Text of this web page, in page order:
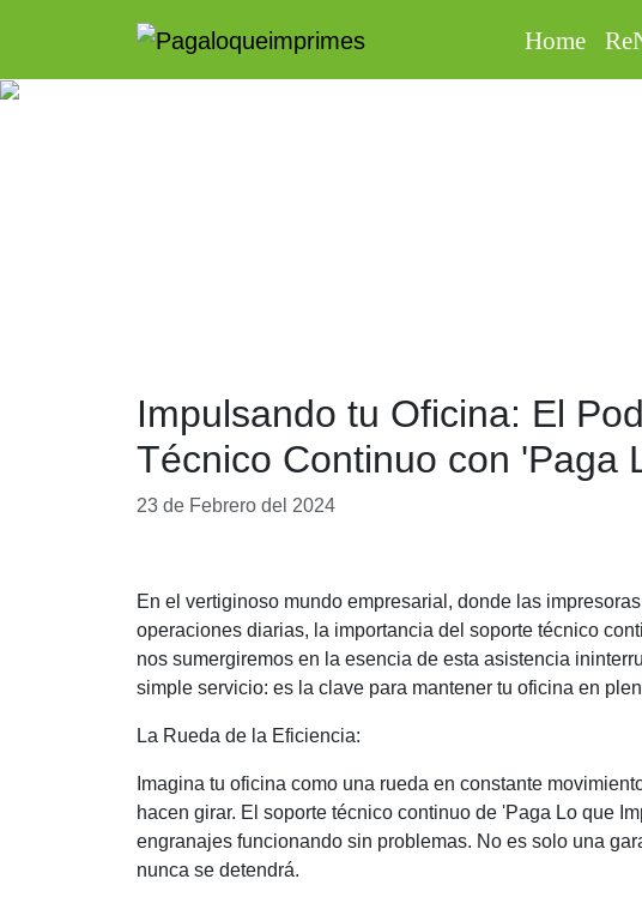
Home
Impulsando tu Oficina: El
Técnico Continuo con 'Paga
23 de Febrero del 2024
En el vertiginoso mundo empresarial, donde las
operaciones diarias, la importancia del soporte técnico
nos sumergiremos en la esencia de esta asistencia
simple servicio: es la clave para mantener tu oficina en
La Rueda de la Eficiencia:
Imagina tu oficina como una rueda en constante
hacen girar. El soporte técnico continuo de 'Paga Lo que
engranajes funcionando sin problemas. No es solo una
nunca se detendrá.